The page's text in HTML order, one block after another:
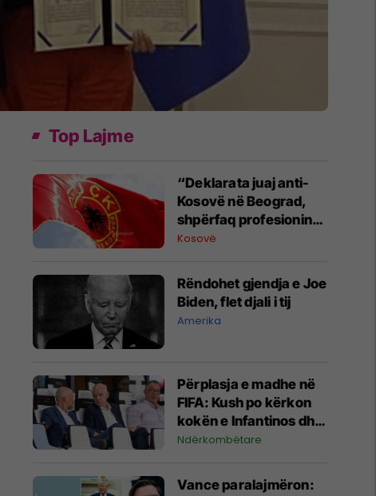
Top Lajme
“Deklarata juaj anti-
Kosovë në Beograd,
shpërfaq profesionin
tënd para se të
OVL e UÇK-së i reagon
Zelenskyt
Kosovë
Rëndohet gjendja e Joe
Biden, flet djali i tij
Amerika
Përplasja e madhe në
FIFA: Kush po kërkon
kokën e Infantinos dhe
kush po e mbron?
Ndërkombëtare
Vance paralajmëron: